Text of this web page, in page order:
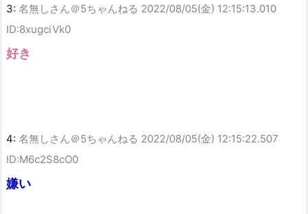
3: 名無しさん＠5ちゃんねる 2022/08/05(金) 12:15:13.010
ID:8xugciVk0
好き
4: 名無しさん＠5ちゃんねる 2022/08/05(金) 12:15:22.507
ID:M6c2S8cO0
嫌い